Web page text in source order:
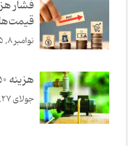
فشار
قیمت‌ها
نوامبر 8, 2025
هزینه ۵۰ میلیونی وزارت نیرو روی دست مردم
جولای 27, 2025